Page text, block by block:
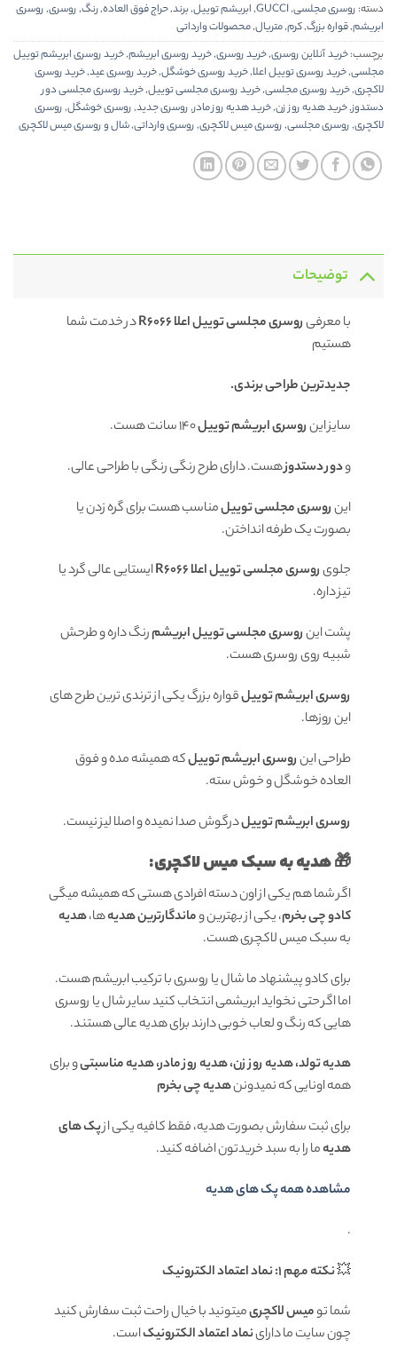
دسته: روسری مجلسی,
GUCCI
,ابریشم توییل,برند,حراج فوق العاده,رنگ,روسری,روسری
ابریشم,قواره بزرگ,کرم,متریال,محصولات وارداتی
برچسب:خرید آنلاین روسری,خرید روسری,خرید روسری ابریشم,خرید روسری ابریشم توییل
مجلسی,خرید روسری توییل اعلا,خرید روسری خوشگل,خرید روسری عید,خرید روسری
لاکچری,خرید روسری مجلسی,خرید روسری مجلسی توییل,خرید روسری مجلسی دور
دستدوز,خرید هدیه روز زن,خرید هدیه روز مادر,روسری جدید,روسری خوشگل,روسری
لاکچری,روسری مجلسی,روسری میس لاکچری,روسری وارداتی,شال و روسری میس لاکچری
توضیحات
با معرفیروسریمجلسی توییل اعلا R6066
در خدمت شما
هستیم
جدیدترین طراحی برندی.
سایز اینروسری ابریشم توییل140 سانت هست.
ودور دستدوزهست. دارای طرح رنگی رنگی با طراحی عالی.
اینروسری مجلسی توییلمناسب هست برای گره زدن یا
بصورت یک طرفه انداختن.
جلویروسریمجلسی توییل اعلا R6066
ایستایی عالی گرد یا
تیز داره.
پشت اینروسری مجلسی توییل ابریشمرنگ داره و طرحش
شبیه روی روسری هست.
روسری ابریشم توییلقواره بزرگ یکی از ترندی ترین طرح های
این روزها.
طراحی اینروسری ابریشم توییلکه همیشه مده و فوق
العاده خوشگل و خوش سته.
روسری ابریشم توییلدرگوش صدا نمیده و اصلا لیز نیست.
🎁 هدیه به سبک میس لاکچری:
اگر شما هم یکی از اون دسته افرادی هستی که همیشه میگی
کادو چی بخرم، یکی از بهترین وماندگارترین هدیهها،هدیه
به سبک میس لاکچری هست.
برای کادو پیشنهاد ما شال یا روسری با ترکیب ابریشم هست.
اما اگر حتی نخواید ابریشمی انتخاب کنید سایر شال یا روسری
هایی که رنگ و لعاب خوبی دارند برای هدیه عالی هستند.
هدیه تولد، هدیه روز زن، هدیه روز مادر، هدیه مناسبتیو برای
همه اونایی که نمیدوننهدیه چی بخرم
برای ثبت سفارش بصورت هدیه، فقط کافیه یکی ازپک های
هدیهما را به سبد خریدتون اضافه کنید.
مشاهده همه پک های هدیه
.
💥نکته مهم 1: نماد اعتماد الکترونیک
شما تومیس لاکچریمیتونید با خیال راحت ثبت سفارش کنید
چون سایت ما داراینماد اعتماد الکترونیکاست.